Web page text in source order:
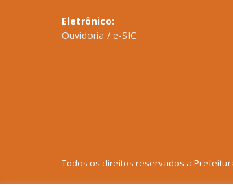
Eletrônico:
Ouvidoria / e-SIC
Todos os direitos reservados a